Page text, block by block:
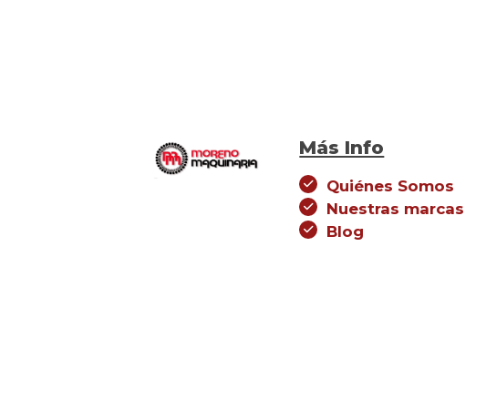
Más Info
Quiénes Somos
Nuestras marcas
Blog